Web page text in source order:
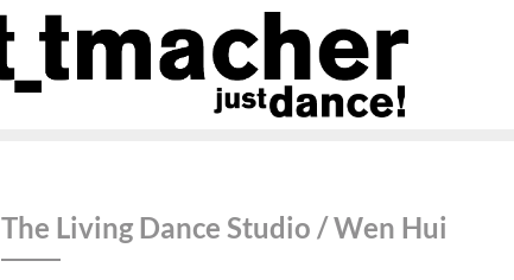
The Living Dance Studio / Wen Hui